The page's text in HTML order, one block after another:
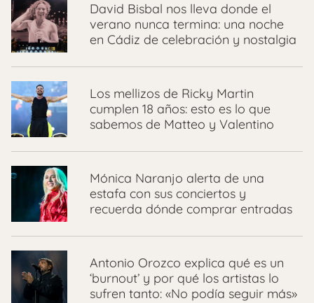
David Bisbal nos lleva donde el
verano nunca termina: una noche
en Cádiz de celebración y nostalgia
Los mellizos de Ricky Martin
cumplen 18 años: esto es lo que
sabemos de Matteo y Valentino
Mónica Naranjo alerta de una
estafa con sus conciertos y
recuerda dónde comprar entradas
Antonio Orozco explica qué es un
‘burnout’ y por qué los artistas lo
sufren tanto: «No podía seguir más»